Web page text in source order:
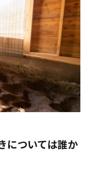
については誰か